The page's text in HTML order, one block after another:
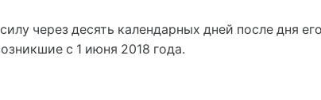
через десять календарных дней после дня
с 1 июня 2018 года.